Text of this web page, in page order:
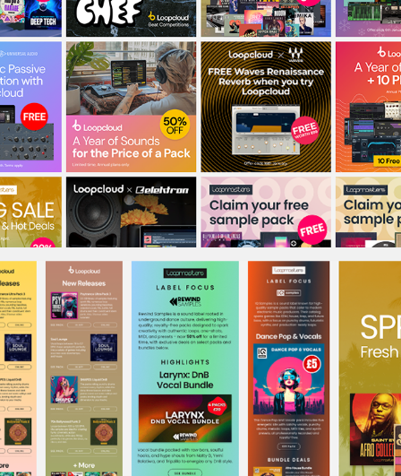
Loopmasters & Loopcloud UK
Loopmasters & Loopcloud UK